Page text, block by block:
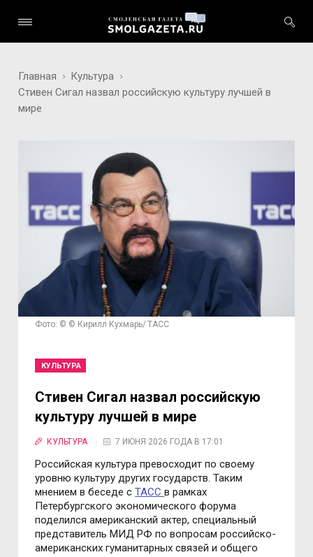
Главная
Культура
Стивен Сигал назвал российскую культуру лучшей в
мире
Фото: © © Кирилл Кухмарь/ ТАСС
КУЛЬТУРА
Стивен Сигал назвал российскую
культуру лучшей в мире
КУЛЬТУРА 7 ИЮНЯ 2026 ГОДА В 17:01
Российская культура превосходит по своему
уровню культуру других государств. Таким
мнением в беседе сТАССв рамках
Петербургского экономического форума
поделился американский актер, специальный
представитель МИД РФ по вопросам российско-
американских гуманитарных связей и общего